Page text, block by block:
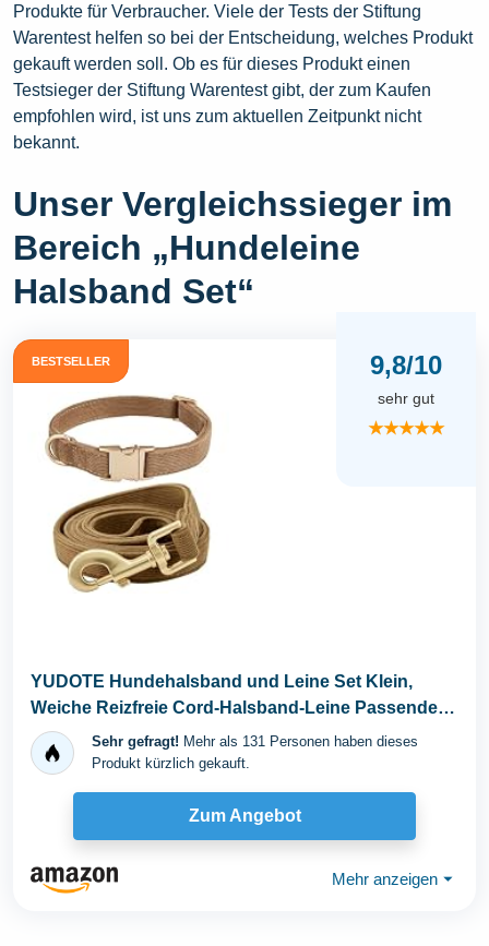
Produkte für Verbraucher. Viele der Tests der Stiftung
Warentest helfen so bei der Entscheidung, welches Produkt
gekauft werden soll. Ob es für dieses Produkt einen
Testsieger der Stiftung Warentest gibt, der zum Kaufen
empfohlen wird, ist uns zum aktuellen Zeitpunkt nicht
bekannt.
Unser Vergleichssieger im
Bereich „Hundeleine
Halsband Set“
BESTSELLER 9,8/10
sehr gut
★★★★★
YUDOTE Hundehalsband und Leine Set Klein,
Weiche Reizfreie Cord-Halsband-Leine Passende
Combo für...Sehr gefragt! Mehr als 131 Personen haben dieses
Produkt kürzlich gekauft.
Zum Angebot
Mehr anzeigen ⏷